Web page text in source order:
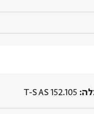
T-S AS 152.105